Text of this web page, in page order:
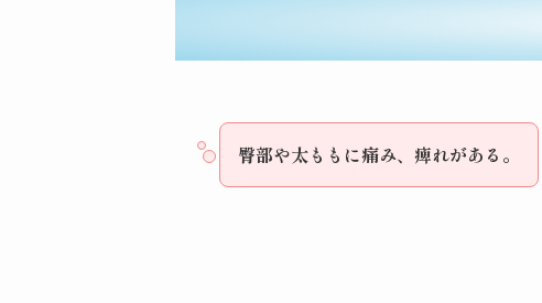
臀部や太ももに痛み、痺れがある。